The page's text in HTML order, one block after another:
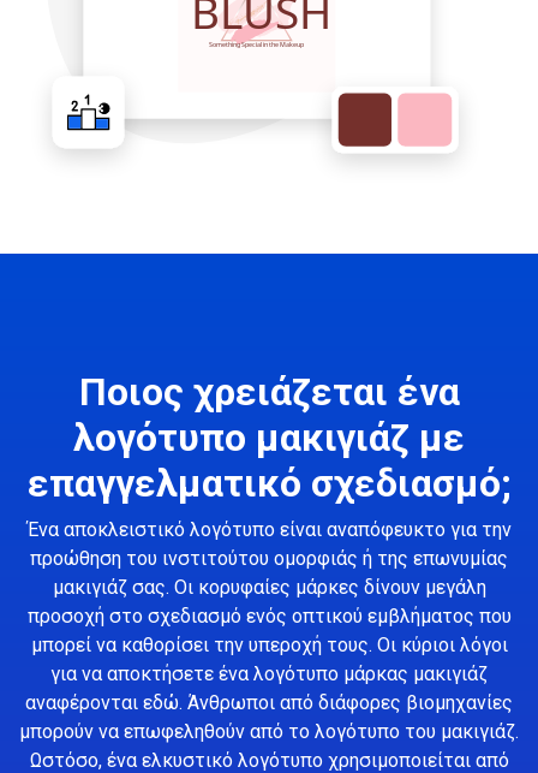
Ποιος χρειάζεται ένα
λογότυπο μακιγιάζ με
επαγγελματικό σχεδιασμό;
Ένα αποκλειστικό λογότυπο είναι αναπόφευκτο για την
προώθηση του ινστιτούτου ομορφιάς ή της επωνυμίας
μακιγιάζ σας. Οι κορυφαίες μάρκες δίνουν μεγάλη
προσοχή στο σχεδιασμό ενός οπτικού εμβλήματος που
μπορεί να καθορίσει την υπεροχή τους. Οι κύριοι λόγοι
για να αποκτήσετε ένα λογότυπο μάρκας μακιγιάζ
αναφέρονται εδώ. Άνθρωποι από διάφορες βιομηχανίες
μπορούν να επωφεληθούν από το λογότυπο του μακιγιάζ.
Ωστόσο, ένα ελκυστικό λογότυπο χρησιμοποιείται από